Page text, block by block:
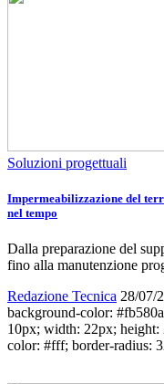
Soluzioni progettuali
Impermeabilizzazione del
nel tempo
Dalla preparazione del
fino alla manutenzione
Redazione Tecnica 28/07/
background-color:
10px; width: 22px;
color: #fff; border-radius: